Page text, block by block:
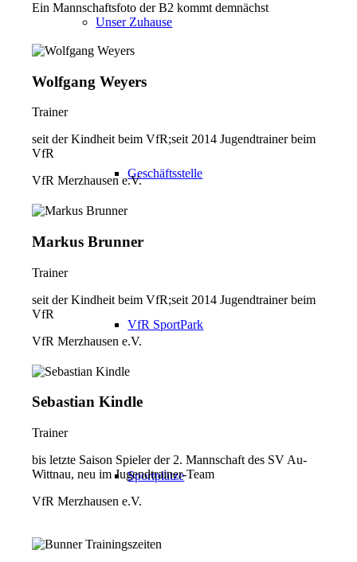
Unser Zuhause
Geschäftsstelle
VfR SportPark
Sportplätze
Ein Mannschaftsfoto der B2 kommt demnächst
Wolfgang Weyers
Trainer
seit der Kindheit beim VfR;seit 2014 Jugendtrainer beim
VfR
VfR Merzhausen e.V.
Markus Brunner
Trainer
seit der Kindheit beim VfR;seit 2014 Jugendtrainer beim
VfR
VfR Merzhausen e.V.
Sebastian Kindle
Trainer
bis letzte Saison Spieler der 2. Mannschaft des SV Au-
Wittnau, neu im Jugendtrainer-Team
VfR Merzhausen e.V.